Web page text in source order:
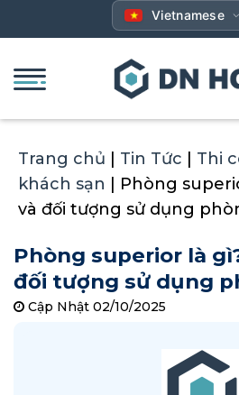
qua
dung
Vietnamese
Trang chủ Tin Tức
Thi
khách sạn
Phòng
và đối tượng sử dụng
Phòng superior là
đối tượng sử dụng
Cập Nhật 02/10/2025